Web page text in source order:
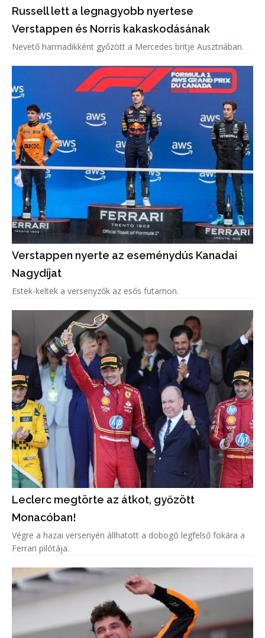
Russell lett a legnagyobb nyertese
Verstappen és Norris kakaskodásának
Nevető harmadikként győzött a Mercedes britje Ausztriában.
Verstappen nyerte az eseménydús Kanadai
Nagydíjat
Estek-keltek a versenyzők az esős futamon.
Leclerc megtörte az átkot, győzött
Monacóban!
Végre a hazai versenyén állhatott a dobogó legfelső fokára a
Ferrari pilótája.